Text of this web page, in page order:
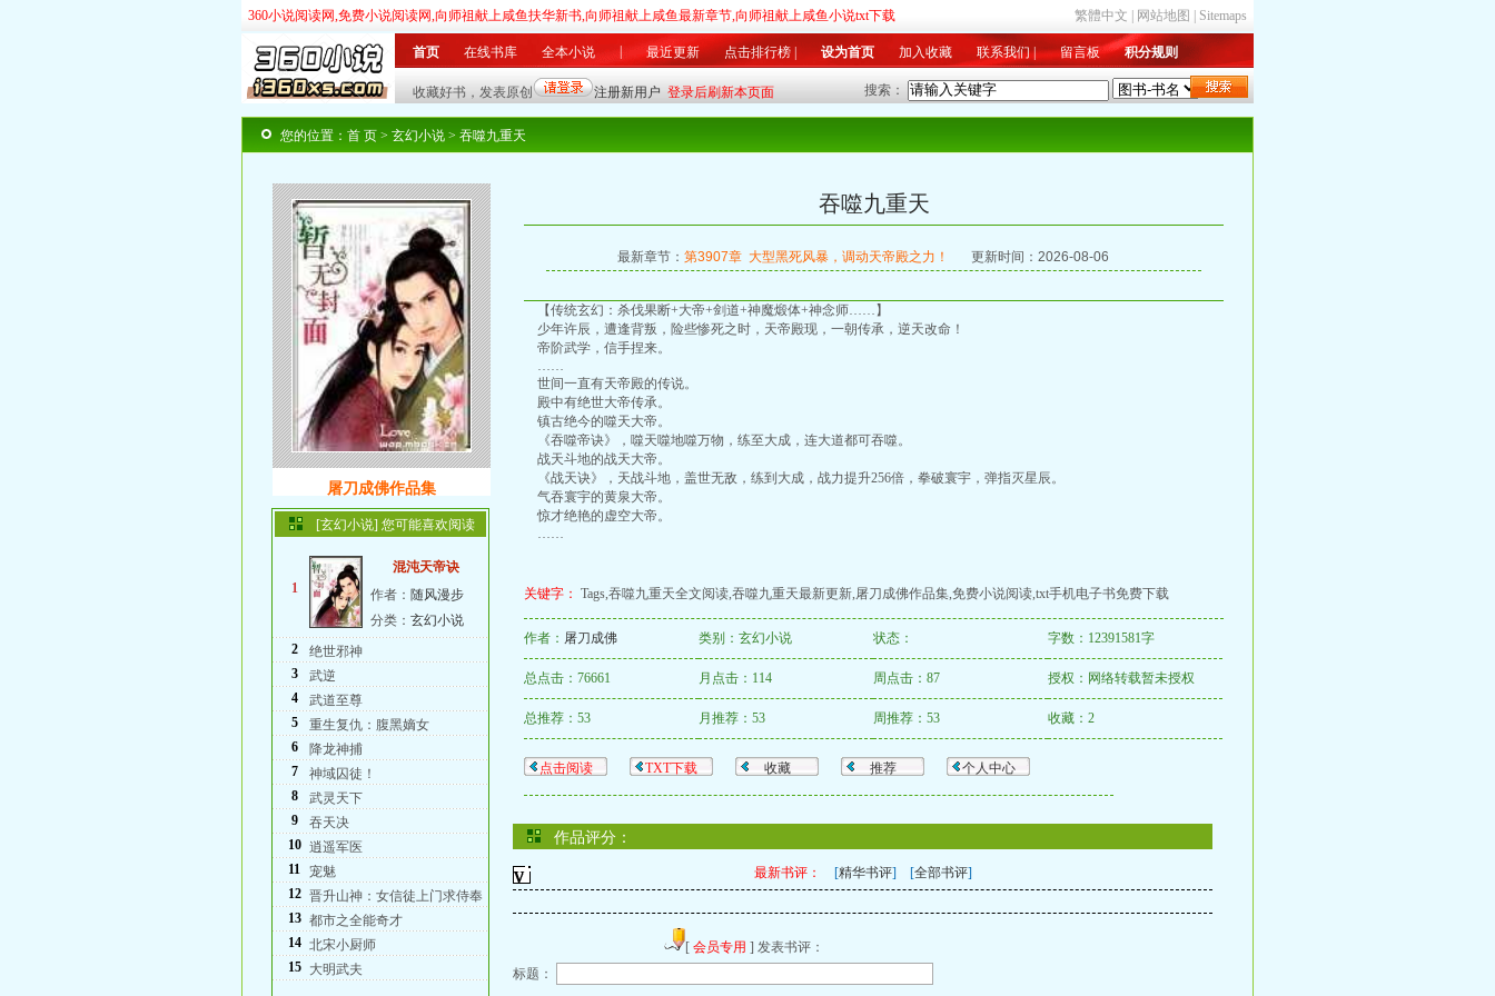
360小说阅读网,免费小说阅读网,向师祖献上咸鱼扶华新书,向师祖献上咸鱼最新章节,向师祖献上咸鱼小说txt下载 繁體中文 网站地图 Sitemaps
首页 在线书库 全本小说 最近更新 点击排行榜 设为首页 加入收藏 联系我们 | 留言板 积分规则
搜索：
玄幻 奇幻| 武侠 仙侠| 言情 都市| 历史 军事| 科幻 灵异| 游戏 竞技| 美文 同人| 其他| 总推荐榜| 月排行榜| 月推荐榜| 最新入库| 总收藏| 字数排行
[玄幻小说] 您可能喜欢阅读
1
混沌天帝诀
作者： 随风漫步
分类： 玄幻小说
2
绝世邪神
3
武逆
4
武道至尊
5
重生复仇：腹黑嫡女
6
降龙神捕
7
神域囚徒！
8
武灵天下
9
吞天决
10 逍遥军医
11 宠魅
12 晋升山神：女信徒上门求侍奉
13 都市之全能奇才
14 北宋小厨师
15
大明武夫
您的位置： 首 页 > 玄幻小说 > 吞噬九重天
屠刀成佛作品集
吞噬九重天
最新章节： 第3907章 大型黑死风暴，调动天帝殿之力！ 更新时间：2026-08-06
【传统玄幻：杀伐果断+大帝+剑道+神魔煅体+神念师……】
少年许辰，遭逢背叛，险些惨死之时，天帝殿现，一朝传承，逆天改命！
帝阶武学，信手捏来。
……
世间一直有天帝殿的传说。
殿中有绝世大帝传承。
镇古绝今的噬天大帝。
《吞噬帝诀》，噬天噬地噬万物，练至大成，连大道都可吞噬。
战天斗地的战天大帝。
《战天诀》，天战斗地，盖世无敌，练到大成，战力提升256倍，拳破寰宇，弹指灭星辰。
气吞寰宇的黄泉大帝。
惊才绝艳的虚空大帝。
……
关键字： Tags,吞噬九重天全文阅读,吞噬九重天最新更新,屠刀成佛作品集,免费小说阅读,txt手机电子书免费下载
作者： 屠刀成佛 类别：玄幻小说 状态： 字数：12391581字
总点击：76661 月点击：114 周点击：87 授权：网络转载暂未授权
总推荐：53 月推荐：53 周推荐：53 收藏：2
点击阅读 TXT下载 收藏 推荐 个人中心
作品评分：
最新书评： [精华书评] [全部书评]
[ 会员专用 ] 发表书评：
标题：